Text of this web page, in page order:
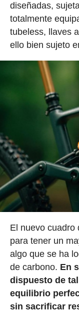
diseñadas,
totalmente
tubeless, llaves
ello bien sujeto
El nuevo cuadro
para tener un
algo que se ha
de carbono. En
dispuesto de
equilibrio
sin sacrificar